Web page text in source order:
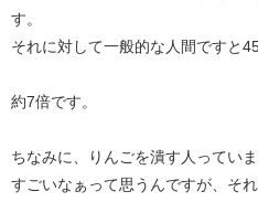
す。
それに対して一般的な人間ですと
約7倍です。
ちなみに、りんごを潰す人っていま
すごいなぁって思うんですが、そ